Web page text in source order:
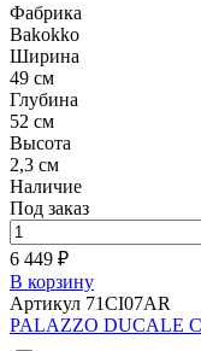
Фабрика
Bakokko
Ширина
49 см
Глубина
52 см
Высота
2,3 см
Наличие
Под заказ
6 449 ₽
В корзину
Артикул 71CI07AR
PALAZZO DUCALE